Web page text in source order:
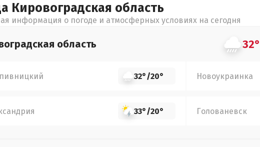
Кировоградская область
информация о погоде и атмосферных условиях на сегодня
область 32°
32°/20° Новоукраинка
33°/20° Голованевск